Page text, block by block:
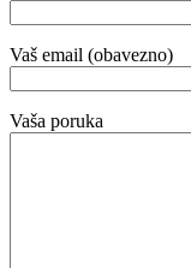
Vaš email (obavezno)
Vaša poruka